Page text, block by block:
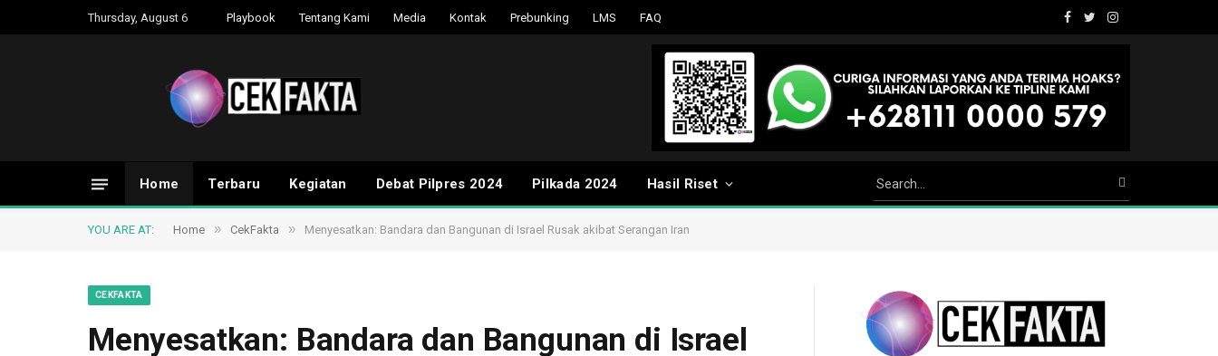
Thursday, August 6 Playbook Tentang Kami Media Kontak Prebunking LMS FAQ
Facebook
TwitterInstagram
Home Terbaru Kegiatan Debat Pilpres 2024 Pilkada 2024 Hasil Riset
YOU ARE AT: Home » CekFakta » Menyesatkan: Bandara dan Bangunan di Israel Rusak akibat Serangan Iran
CEKFAKTA
Menyesatkan: Bandara dan Bangunan di Israel